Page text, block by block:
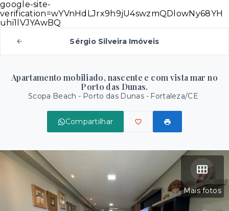
google-site-
verification=wYVnHdLJrx9h9jU4swzmQDlowNy68YH
uhi1lVJYAwBQ
Sérgio Silveira Imóveis
Apartamento mobiliado, nascente e com vista mar no
Porto das Dunas.
Scopa Beach - Porto das Dunas - Fortaleza/CE
Compartilhar
Mais fotos